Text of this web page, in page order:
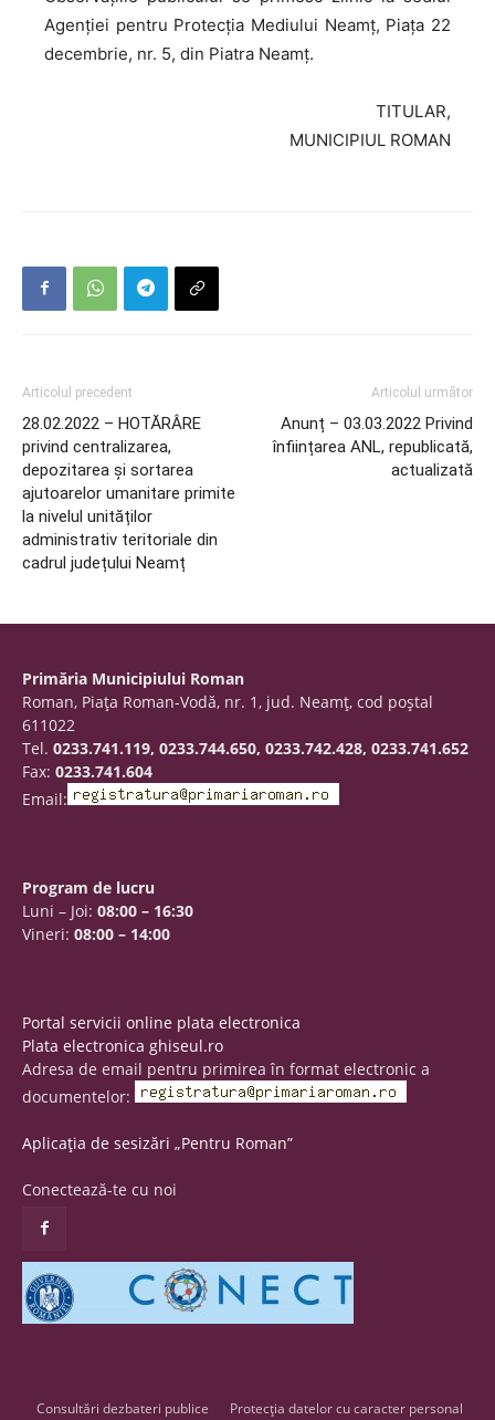
Agenției pentru Protecţia Mediului Neamț, Piața 22
decembrie, nr. 5, din Piatra Neamț.
TITULAR,
MUNICIPIUL ROMAN
Articolul precedent
28.02.2022 – HOTĂRÂRE
privind centralizarea,
depozitarea și sortarea
ajutoarelor umanitare primite
la nivelul unităților
administrativ teritoriale din
cadrul județului Neamț
Articolul următor
Anunț – 03.03.2022 Privind
înființarea ANL, republicată,
actualizată
Primăria Municipiului Roman
Roman, Piaţa Roman-Vodă, nr. 1, jud. Neamţ, cod poştal
611022
Tel. 0233.741.119, 0233.744.650, 0233.742.428, 0233.741.652
Fax: 0233.741.604
Email:
Program de lucru
Luni – Joi: 08:00 – 16:30
Vineri: 08:00 – 14:00
Portal servicii online plata electronica
Plata electronica ghiseul.ro
Adresa de email pentru primirea în format electronic a
documentelor:
Aplicația de sesizări „Pentru Roman”
Conectează-te cu noi
Consultări dezbateri publice Protecția datelor cu caracter personal